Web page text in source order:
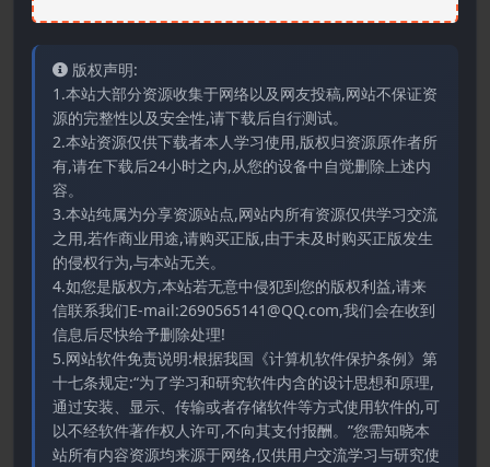
版权声明:
1.本站大部分资源收集于网络以及网友投稿,网站不保证资
源的完整性以及安全性,请下载后自行测试。
2.本站资源仅供下载者本人学习使用,版权归资源原作者所
有,请在下载后24小时之内,从您的设备中自觉删除上述内
容。
3.本站纯属为分享资源站点,网站内所有资源仅供学习交流
之用,若作商业用途,请购买正版,由于未及时购买正版发生
的侵权行为,与本站无关。
4.如您是版权方,本站若无意中侵犯到您的版权利益,请来
信联系我们E-mail:2690565141@QQ.com,我们会在收到
信息后尽快给予删除处理!
5.网站软件免责说明:根据我国《计算机软件保护条例》第
十七条规定:“为了学习和研究软件内含的设计思想和原理,
通过安装、显示、传输或者存储软件等方式使用软件的,可
以不经软件著作权人许可,不向其支付报酬。”您需知晓本
站所有内容资源均来源于网络,仅供用户交流学习与研究使